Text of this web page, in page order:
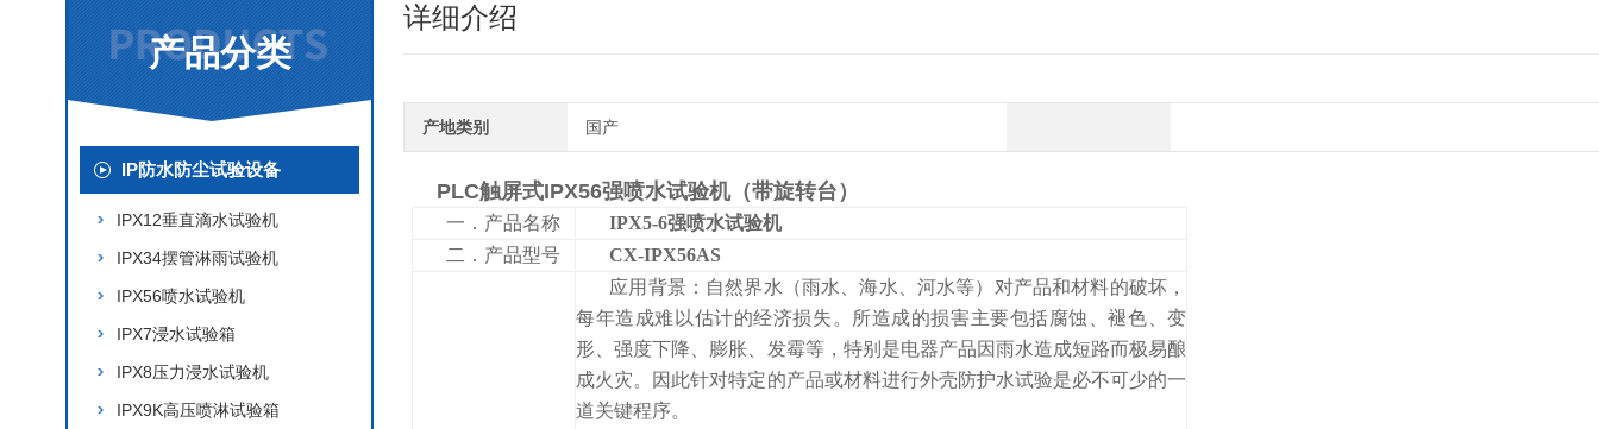
产品分类
IP防水防尘试验设备
IPX12垂直滴水试验机
IPX34摆管淋雨试验机
IPX56喷水试验机
IPX7浸水试验箱
IPX8压力浸水试验机
IPX9K高压喷淋试验箱
详细介绍
产地类别 国产
PLC触屏式IPX56强喷水试验机（带旋转台）
一．产品名称 IPX5-6强喷水试验机
二．产品型号
CX-IPX56AS
应用背景：自然界水（雨水、海水、河水等）对产品和材料的破坏，
每年造成难以估计的经济损失。所造成的损害主要包括腐蚀、褪色、变
形、强度下降、膨胀、发霉等，特别是电器产品因雨水造成短路而极易酿
成火灾。因此针对特定的产品或材料进行外壳防护水试验是必不可少的一
道关键程序。